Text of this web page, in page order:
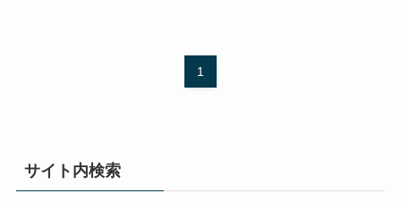
1
サイト内検索